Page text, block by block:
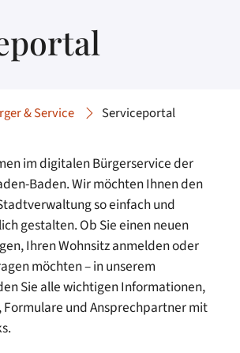
& Service Serviceportal
im digitalen Bürgerservice der
Baden. Wir möchten Ihnen den
so einfach und
gestalten. Ob Sie einen neuen
Ihren Wohnsitz anmelden oder
möchten – in unserem
Sie alle wichtigen Informationen,
und Ansprechpartner mit